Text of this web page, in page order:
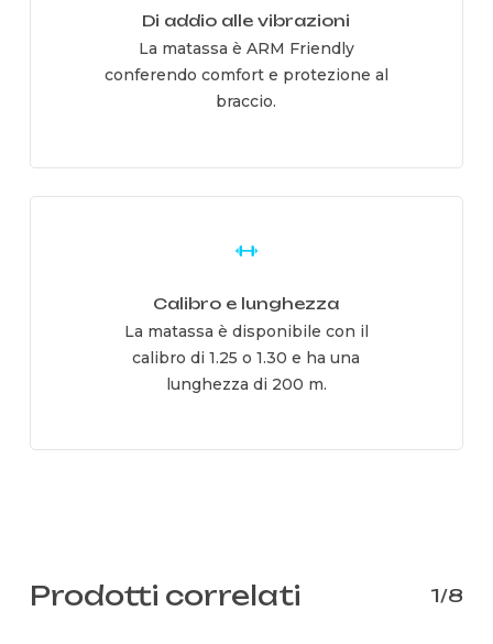
Di addio alle vibrazioni
La matassa è ARM Friendly
conferendo comfort e protezione al
braccio.
Calibro e lunghezza
La matassa è disponibile con il
calibro di 1.25 o 1.30 e ha una
lunghezza di 200 m.
Prodotti correlati 1/8